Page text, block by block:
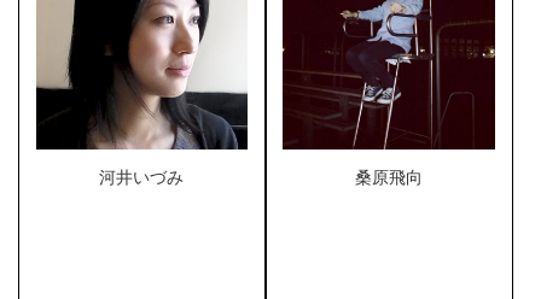
河井いづみ 桑原飛向